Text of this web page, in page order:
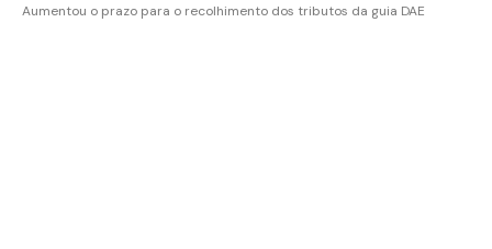
Aumentou o prazo para o recolhimento dos tributos da guia DAE